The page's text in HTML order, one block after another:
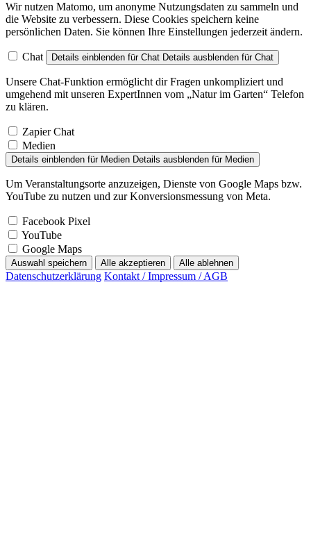
Wir nutzen Matomo, um anonyme Nutzungsdaten zu sammeln und
die Website zu verbessern. Diese Cookies speichern keine
persönlichen Daten. Sie können Ihre Einstellungen jederzeit ändern.
Chat Details einblenden für Chat Details ausblenden für Chat
Unsere Chat-Funktion ermöglicht dir Fragen unkompliziert und
umgehend mit unseren ExpertInnen vom „Natur im Garten“ Telefon
zu klären.
Zapier Chat
Medien
Details einblenden für Medien Details ausblenden für Medien
Um Veranstaltungsorte anzuzeigen, Dienste von Google Maps bzw.
YouTube zu nutzen und zur Konversionsmessung von Meta.
Facebook Pixel
YouTube
Google Maps
Auswahl speichern Alle akzeptieren Alle ablehnen
Datenschutzerklärung Kontakt / Impressum / AGB